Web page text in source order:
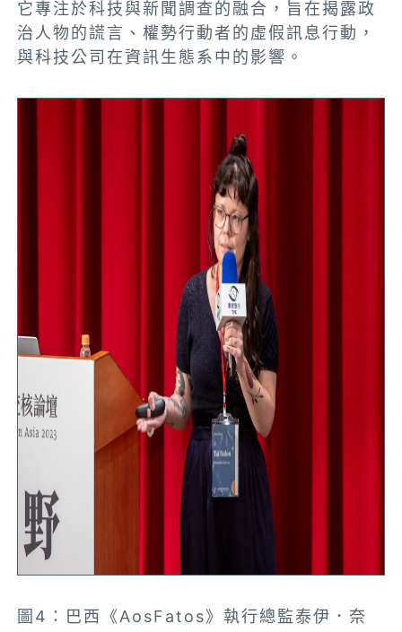
它專注於科技與新聞調查的融合，旨在揭露政
治人物的謊言、權勢行動者的虛假訊息行動，
與科技公司在資訊生態系中的影響。
圖4：巴西《AosFatos》執行總監泰伊．奈